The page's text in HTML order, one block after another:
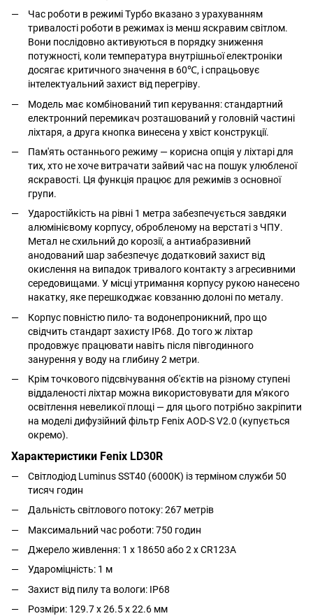
Час роботи в режимі Турбо вказано з урахуванням
тривалості роботи в режимах із менш яскравим світлом.
Вони послідовно активуються в порядку зниження
потужності, коли температура внутрішньої електроніки
досягає критичного значення в 60℃, і спрацьовує
інтелектуальний захист від перегріву.
Модель має комбінований тип керування: стандартний
електронний перемикач розташований у головній частині
ліхтаря, а друга кнопка винесена у хвіст конструкції.
Пам'ять останнього режиму — корисна опція у ліхтарі для
тих, хто не хоче витрачати зайвий час на пошук улюбленої
яскравості. Ця функція працює для режимів з основної
групи.
Ударостійкість на рівні 1 метра забезпечується завдяки
алюмінієвому корпусу, обробленому на верстаті з ЧПУ.
Метал не схильний до корозії, а антиабразивний
анодований шар забезпечує додатковий захист від
окислення на випадок тривалого контакту з агресивними
середовищами. У місці утримання корпусу рукою нанесено
накатку, яке перешкоджає ковзанню долоні по металу.
Корпус повністю пило- та водонепроникний, про що
свідчить стандарт захисту IP68. До того ж ліхтар
продовжує працювати навіть після півгодинного
занурення у воду на глибину 2 метри.
Крім точкового підсвічування об'єктів на різному ступені
віддаленості ліхтар можна використовувати для м'якого
освітлення невеликої площі — для цього потрібно закріпити
на моделі дифузійний фільтр Fenix AOD-S V2.0 (купується
окремо).
Характеристики Fenix LD30R
Світлодіод Luminus SST40 (6000К) із терміном служби 50
тисяч годин
Дальність світлового потоку: 267 метрів
Максимальний час роботи: 750 годин
Джерело живлення: 1 х 18650 або 2 х CR123A
Удароміцність: 1 м
Захист від пилу та вологи: IP68
Розміри: 129.7 х 26.5 х 22.6 мм